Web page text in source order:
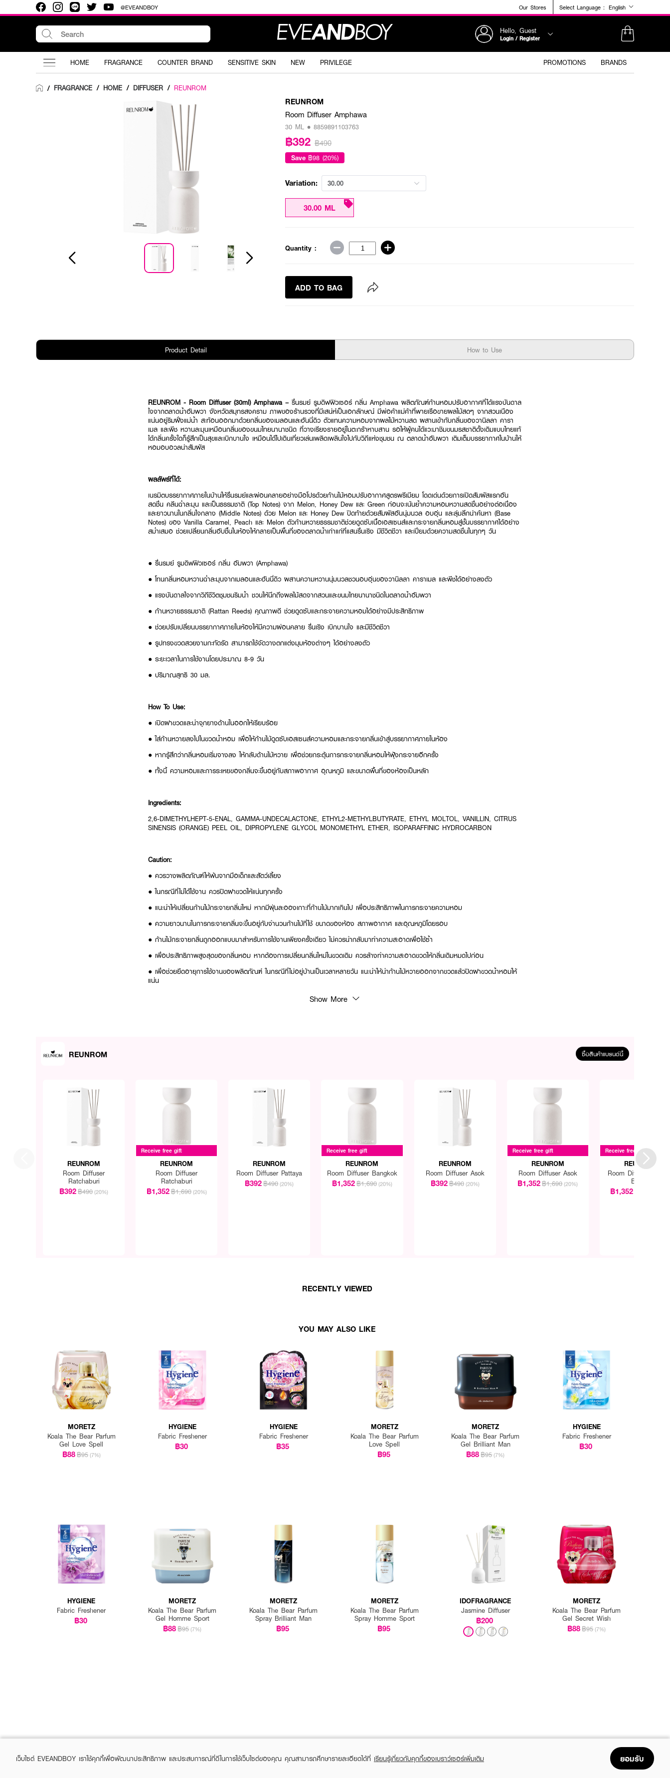
@EVEANDBOY Our Stores Select Language : English
Hello, Guest
Login / Register
HOME FRAGRANCE COUNTER BRAND SENSITIVE SKIN NEW PRIVILEGE PROMOTIONS BRANDS
/ FRAGRANCE / HOME / DIFFUSER / REUNROM
REUNROM
Room Diffuser Amphawa
30 ML • 8859891103763
฿392 ฿490
Save ฿98 (20%)
Variation: 30.00
30.00 ML
Quantity :
ADD TO BAG
Product Detail How to Use
REUNROM - Room Diffuser (30ml) Amphawa – รื่นรมย์ รูมดิฟฟิวเซอร์ กลิ่น Amphawa ผลิตภัณฑ์ก้านหอมปรับอากาศที่ได้แรงบันดาล
ใจจากตลาดน้ำอัมพวา จังหวัดสมุทรสงคราม ภาพของร้านรวงที่มีเสน่ห์เป็นเอกลักษณ์ มีพ่อค้าแม่ค้าที่พายเรือขายผลไม้สดๆ จากสวนเนือง
แน่นอยู่ริมฝั่งแม่น้ำ สะท้อนออกมาด้วยกลิ่นของเมลอนและฮันนี่ดิว ตัวแทนความหอมจากผลไม้หวานสด ผสานเข้ากับกลิ่นของวานิลลา คารา
เมล และพีช หวานละมุนเหมือนกลิ่นของขนมไทยนานาชนิด ที่วางเรียงรายอยู่ในตะกร้าหาบสาน รอให้ผู้คนได้แวะมาชิมขนมรสชาติดั้งเดิมแบบไทยแท้
ได้กลิ่นครั้งใดก็รู้สึกเป็นสุขและเบิกบานใจ เหมือนได้ไปเดินเที่ยวเล่นเพลิดเพลินใจไปกับวิถีแห่งชุมชน ณ ตลาดน้ำอัมพวา เติมเต็มบรรยากาศในบ้านให้
หอมอบอวลน่าสัมผัส
ผลลัพธ์ที่ได้:
เนรมิตบรรยากาศภายในบ้านให้รื่นรมย์และผ่อนคลายอย่างมือโปรด้วยก้านไม้หอมปรับอากาศสูตรพรีเมียม โดดเด่นด้วยการเปิดสัมผัสแรกอัน
สดชื่น คลีนฉ่ำละมุน และเป็นธรรมชาติ (Top Notes) จาก Melon, Honey Dew และ Green ก่อนจะเน้นย้ำความหอมหวานสดชื่นอย่างต่อเนื่อง
และยาวนานในกลิ่นใจกลาง (Middle Notes) ด้วย Melon และ Honey Dew ปิดท้ายด้วยสัมผัสอันนุ่มนวล อบอุ่น และลุ่มลึกน่าค้นหา (Base
Notes) ของ Vanilla Caramel, Peach และ Melon ตัวก้านหวายธรรมชาติช่วยดูดซับเนื้อเอสเซนส์และกระจายกลิ่นหอมสู่ชั้นบรรยากาศได้อย่าง
สม่ำเสมอ ช่วยเปลี่ยนกลิ่นอับชื้นในห้องให้กลายเป็นพื้นที่ของตลาดน้ำเก่าแก่ที่แสนรื่นเริง มีชีวิตชีวา และเปี่ยมด้วยความสดชื่นในทุกๆ วัน
● รื่นรมย์ รูมดิฟฟิวเซอร์ กลิ่น อัมพวา (Amphawa)
● โทนกลิ่นหอมหวานฉ่ำละมุนจากเมลอนและฮันนี่ดิว ผสานความหวานนุ่มนวลชวนอบอุ่นของวานิลลา คาราเมล และพีชได้อย่างลงตัว
● แรงบันดาลใจจากวิถีชีวิตชุมชนริมน้ำ ชวนให้นึกถึงผลไม้สดจากสวนและขนมไทยนานาชนิดในตลาดน้ำอัมพวา
● ก้านหวายธรรมชาติ (Rattan Reeds) คุณภาพดี ช่วยดูดซับและกระจายความหอมได้อย่างมีประสิทธิภาพ
● ช่วยปรับเปลี่ยนบรรยากาศภายในห้องให้มีความผ่อนคลาย รื่นเริง เบิกบานใจ และมีชีวิตชีวา
● รูปทรงขวดสวยงามกะทัดรัด สามารถใช้จัดวางตกแต่งมุมห้องต่างๆ ได้อย่างลงตัว
● ระยะเวลาในการใช้งานโดยประมาณ 8-9 วัน
● ปริมาณสุทธิ 30 มล.
How To Use:
● เปิดฝาขวดและนำจุกยางด้านในออกให้เรียบร้อย
● ใส่ก้านหวายลงไปในขวดน้ำหอม เพื่อให้ก้านไม้ดูดซับเอสเซนส์ความหอมและกระจายกลิ่นเข้าสู่บรรยากาศภายในห้อง
● หากรู้สึกว่ากลิ่นหอมเริ่มจางลง ให้กลับด้านไม้หวาย เพื่อช่วยกระตุ้นการกระจายกลิ่นหอมให้ฟุ้งกระจายอีกครั้ง
● ทั้งนี้ ความหอมและการระเหยของกลิ่นจะขึ้นอยู่กับสภาพอากาศ อุณหภูมิ และขนาดพื้นที่ของห้องเป็นหลัก
Ingredients:
2,6-DIMETHYLHEPT-5-ENAL, GAMMA-UNDECALACTONE, ETHYL2-METHYLBUTYRATE, ETHYL MOLTOL, VANILLIN, CITRUS
SINENSIS (ORANGE) PEEL OIL, DIPROPYLENE GLYCOL MONOMETHYL ETHER, ISOPARAFFINIC HYDROCARBON
Caution:
● ควรวางผลิตภัณฑ์ให้พ้นจากมือเด็กและสัตว์เลี้ยง
● ในกรณีที่ไม่ได้ใช้งาน ควรปิดฝาขวดให้แน่นทุกครั้ง
● แนะนำให้เปลี่ยนก้านไม้กระจายกลิ่นใหม่ หากมีฝุ่นละอองเกาะที่ก้านไม้มากเกินไป เพื่อประสิทธิภาพในการกระจายความหอม
● ความยาวนานในการกระจายกลิ่นจะขึ้นอยู่กับจำนวนก้านไม้ที่ใช้ ขนาดของห้อง สภาพอากาศ และอุณหภูมิโดยรอบ
● ก้านไม้กระจายกลิ่นถูกออกแบบมาสำหรับการใช้งานเพียงครั้งเดียว ไม่ควรนำกลับมาทำความสะอาดเพื่อใช้ซ้ำ
● เพื่อประสิทธิภาพสูงสุดของกลิ่นหอม หากต้องการเปลี่ยนกลิ่นใหม่ในขวดเดิม ควรล้างทำความสะอาดขวดให้กลิ่นเดิมหมดไปก่อน
● เพื่อช่วยยืดอายุการใช้งานของผลิตภัณฑ์ ในกรณีที่ไม่อยู่บ้านเป็นเวลาหลายวัน แนะนำให้นำก้านไม้หวายออกจากขวดแล้วปิดฝาขวดน้ำหอมให้
แน่น
กำลังดี ไม่ฉุนจนเกินไป และยังช่วยชะลอการระเหยของน้ำหอมทำให้ใช้งานได้ยาวนานขึ้น ส่วนในห้องโถงกว้างสามารถใส่เพิ่มเป็น 4-5 ก้านได้ตาม
ความต้องการ และคอยกลับด้านไม้เมื่อกลิ่นเริ่มนิ่งครับ
เปิดรับความสดชื่นอบอุ่นอัพพลังบวกให้บ้านของคุณในทุกวัน 🧸💖 กลิ่นหอมฟุ้งอบอวล ชวนผ่อนคลาย มั่นใจได้ทุกยิ้ม
Show More
REUNROM ซื้อสินค้าแบรนด์นี้
REUNROM
Room Diffuser
Ratchaburi
฿392฿490 (20%)
Receive free gift
REUNROM
Room Diffuser
Ratchaburi
฿1,352฿1,690 (20%)
REUNROM
Room Diffuser Pattaya
฿392฿490 (20%)
Receive free gift
REUNROM
Room Diffuser Bangkok
฿1,352฿1,690 (20%)
REUNROM
Room Diffuser Asok
฿392฿490 (20%)
Receive free gift
REUNROM
Room Diffuser Asok
฿1,352฿1,690 (20%)
Receive free gift
REUNROM
Room Diffuser
Bloom
฿1,352
RECENTLY VIEWED
YOU MAY ALSO LIKE
MORETZ
Koala The Bear Parfum
Gel Love Spell
฿88฿95 (7%)
HYGIENE
Fabric Freshener
฿30
HYGIENE
Fabric Freshener
฿35
MORETZ
Koala The Bear Parfum
Love Spell
฿95
MORETZ
Koala The Bear Parfum
Gel Brilliant Man
฿88฿95 (7%)
HYGIENE
Fabric Freshener
฿30
HYGIENE
Fabric Freshener
฿30
MORETZ
Koala The Bear Parfum
Gel Homme Sport
฿88฿95 (7%)
MORETZ
Koala The Bear Parfum
Spray Brilliant Man
฿95
MORETZ
Koala The Bear Parfum
Spray Homme Sport
฿95
IDOFRAGRANCE
Jasmine Diffuser
฿200
MORETZ
Koala The Bear Parfum
Gel Secret Wish
฿88฿95 (7%)
เว็บไซต์ EVEANDBOY เราใช้คุกกี้เพื่อพัฒนาประสิทธิภาพ และประสบการณ์ที่ดีในการใช้เว็บไซต์ของคุณ คุณสามารถศึกษารายละเอียดได้ที่ เรียนรู้เกี่ยวกับคุกกี้ของเบราว์เซอร์เพิ่มเติม ยอมรับ